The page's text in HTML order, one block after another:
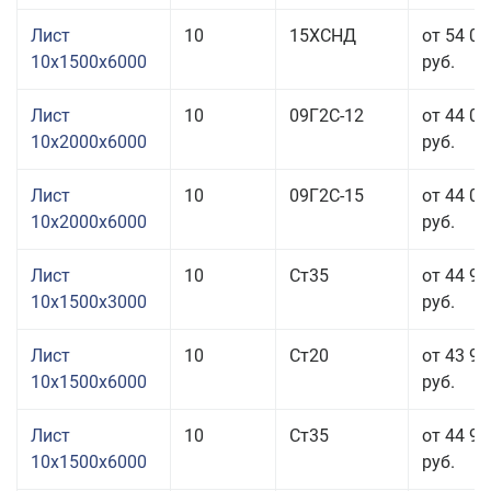
Лист
10x1500x6000
10 15ХСНД
от 54
руб.
Лист
10x2000x6000
10 09Г2С-12
от 44
руб.
Лист
10x2000x6000
10 09Г2С-15
от 44
руб.
Лист
10x1500x3000
10 Ст35
от 44
руб.
Лист
10x1500x6000
10 Ст20
от 43
руб.
Лист
10x1500x6000
10 Ст35
от 44
руб.